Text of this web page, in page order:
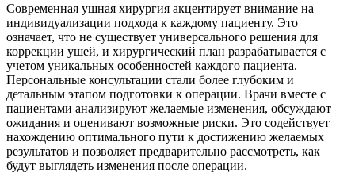
Современная ушная хирургия акцентирует внимание на
индивидуализации подхода к каждому пациенту. Это
означает, что не существует универсального решения для
коррекции ушей, и хирургический план разрабатывается с
учетом уникальных особенностей каждого пациента.
Персональные консультации стали более глубоким и
детальным этапом подготовки к операции. Врачи вместе с
пациентами анализируют желаемые изменения, обсуждают
ожидания и оценивают возможные риски. Это содействует
нахождению оптимального пути к достижению желаемых
результатов и позволяет предварительно рассмотреть, как
будут выглядеть изменения после операции.